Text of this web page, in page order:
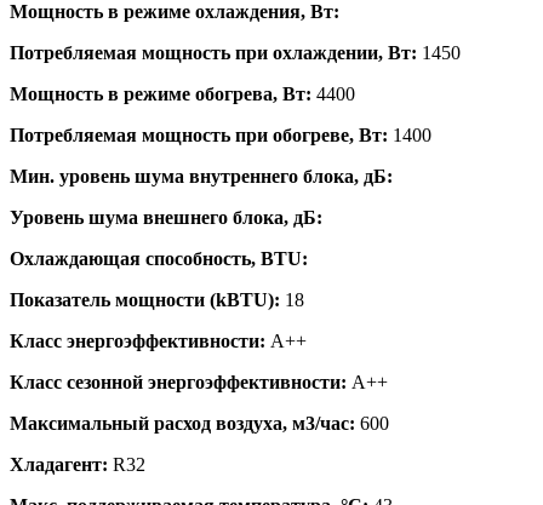
Мощность в режиме охлаждения, Вт:
Потребляемая мощность при охлаждении, Вт: 1450
Мощность в режиме обогрева, Вт: 4400
Потребляемая мощность при обогреве, Вт: 1400
Мин. уровень шума внутреннего блока, дБ:
Уровень шума внешнего блока, дБ:
Охлаждающая способность, BTU:
Показатель мощности (kBTU): 18
Класс энергоэффективности: A++
Класс сезонной энергоэффективности: A++
Максимальный расход воздуха, м3/час: 600
Хладагент: R32